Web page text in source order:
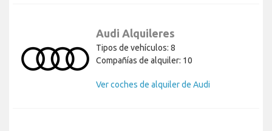
Audi Alquileres
Tipos de vehículos: 8
Compañías de alquiler: 10
Ver coches de alquiler de Audi